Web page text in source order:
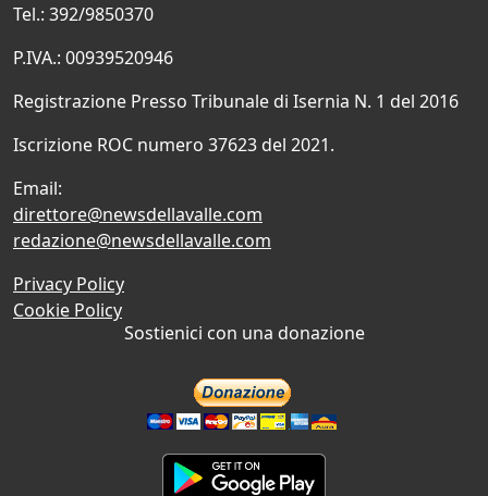
Tel.: 392/9850370
P.IVA.: 00939520946
Registrazione Presso Tribunale di Isernia N. 1 del 2016
Iscrizione ROC numero 37623 del 2021.
Email:
direttore@newsdellavalle.com
redazione@newsdellavalle.com
Privacy Policy
Cookie Policy
Sostienici con una donazione